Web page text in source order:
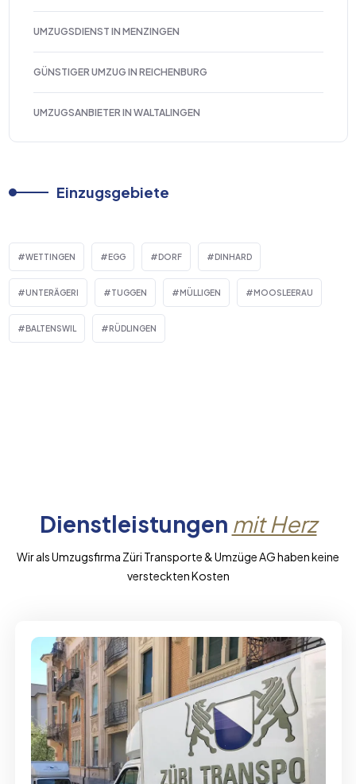
UMZUGSDIENST IN MENZINGEN
GÜNSTIGER UMZUG IN REICHENBURG
UMZUGSANBIETER IN WALTALINGEN
Einzugsgebiete
WETTINGEN EGG DORF DINHARD
UNTERÄGERI TUGGEN MÜLLIGEN MOOSLEERAU
BALTENSWIL RÜDLINGEN
Dienstleistungen mit Herz
Wir als Umzugsfirma Züri Transporte & Umzüge AG haben keine
versteckten Kosten